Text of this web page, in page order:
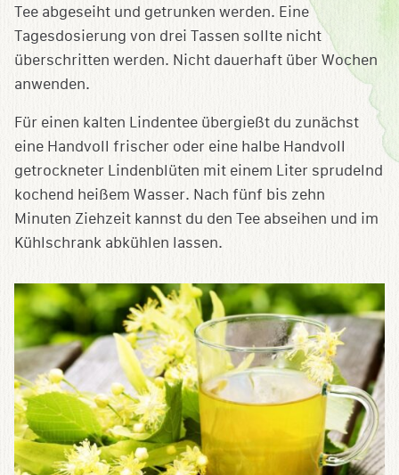
Tee abgeseiht und getrunken werden. Eine
Tagesdosierung von drei Tassen sollte nicht
überschritten werden. Nicht dauerhaft über Wochen
anwenden.
Für einen kalten Lindentee übergießt du zunächst
eine Handvoll frischer oder eine halbe Handvoll
getrockneter Lindenblüten mit einem Liter sprudelnd
kochend heißem Wasser. Nach fünf bis zehn
Minuten Ziehzeit kannst du den Tee abseihen und im
Kühlschrank abkühlen lassen.